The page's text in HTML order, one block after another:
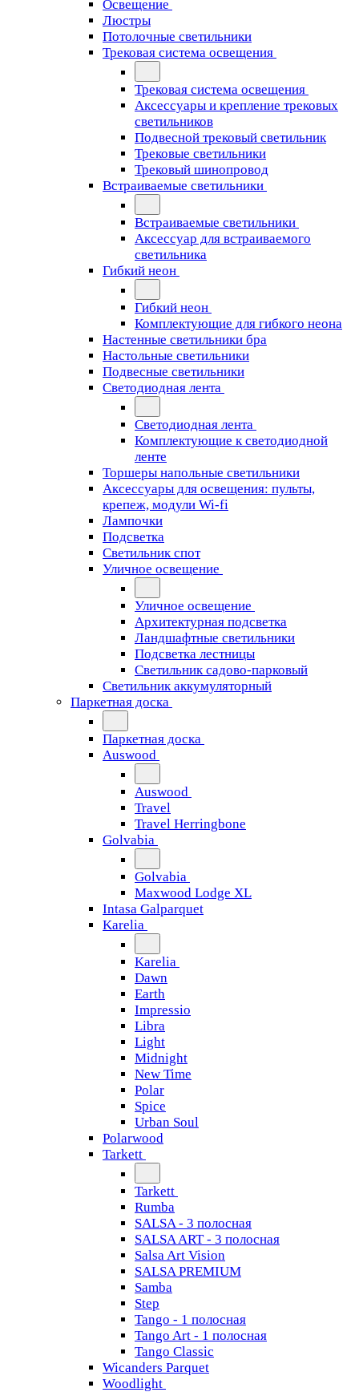
Освещение
Люстры
Потолочные светильники
Трековая система освещения
Трековая система освещения
Аксессуары и крепление трековых
светильников
Подвесной трековый светильник
Трековые светильники
Трековый шинопровод
Встраиваемые светильники
Встраиваемые светильники
Аксессуар для встраиваемого
светильника
Гибкий неон
Гибкий неон
Комплектующие для гибкого неона
Настенные светильники бра
Настольные светильники
Подвесные светильники
Светодиодная лента
Светодиодная лента
Комплектующие к светодиодной
ленте
Торшеры напольные светильники
Аксессуары для освещения: пульты,
крепеж, модули Wi-fi
Лампочки
Подсветка
Светильник спот
Уличное освещение
Уличное освещение
Архитектурная подсветка
Ландшафтные светильники
Подсветка лестницы
Светильник садово-парковый
Светильник аккумуляторный
Паркетная доска
Паркетная доска
Auswood
Auswood
Travel
Travel Herringbone
Golvabia
Golvabia
Maxwood Lodge XL
Intasa Galparquet
Karelia
Karelia
Dawn
Earth
Impressio
Libra
Light
Midnight
New Time
Polar
Spice
Urban Soul
Polarwood
Tarkett
Tarkett
Rumba
SALSA - 3 полосная
SALSA ART - 3 полосная
Salsa Art Vision
SALSA PREMIUM
Samba
Step
Tango - 1 полосная
Tango Art - 1 полосная
Tango Classiс
Wicanders Parquet
Woodlight